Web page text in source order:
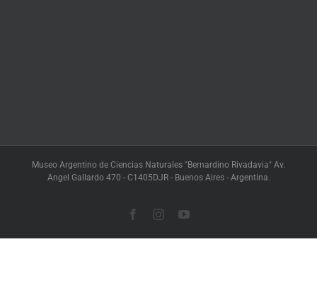
Museo Argentino de Ciencias Naturales "Bernardino Rivadavia" Av.
Angel Gallardo 470 - C1405DJR - Buenos Aires - Argentina.
FacebookInstagramYouTube